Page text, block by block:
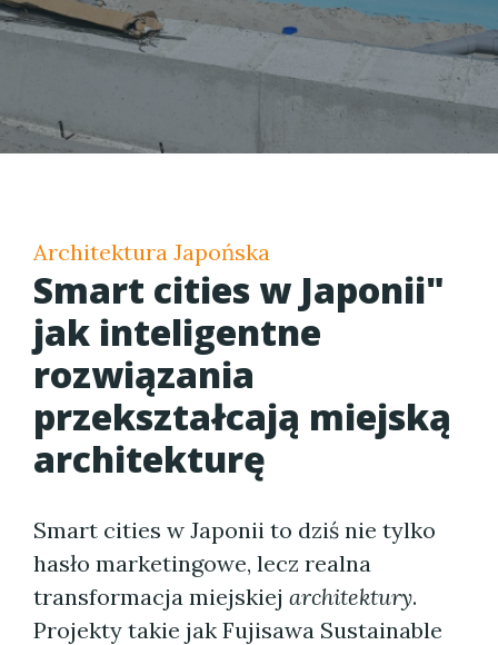
Architektura Japońska
Smart cities w Japonii"
jak inteligentne
rozwiązania
przekształcają miejską
architekturę
Smart cities w Japonii to dziś nie tylko
hasło marketingowe, lecz realna
transformacja miejskiej architektury.
Projekty takie jak Fujisawa Sustainable